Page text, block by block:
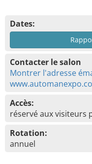
Dates:
Contacter le salon
Montrer l'adresse
Accès:
réservé aux visiteurs
Rotation:
annuel